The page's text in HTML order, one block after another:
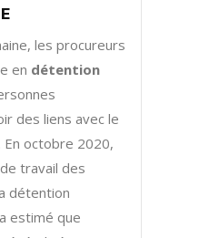
les procureurs
en détention
des liens avec le
En octobre 2020,
travail des
détention
estimé que